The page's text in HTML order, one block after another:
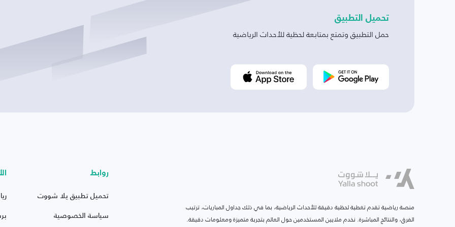
تحميل التطبيق
حمل التطبيق وتمتع بمتابعة لحظية للأحداث الرياضية
منصة رياضية تقدم تغطية لحظية دقيقة للأحداث الرياضية، بما في ذلك جداول المباريات، ترتيب
الفرق، والنتائج المباشرة. نخدم ملايين المستخدمين حول العالم بتجربة متميزة ومعلومات دقيقة.
روابط
تحميل تطبيق يلا شووت
سياسة الخصوصية